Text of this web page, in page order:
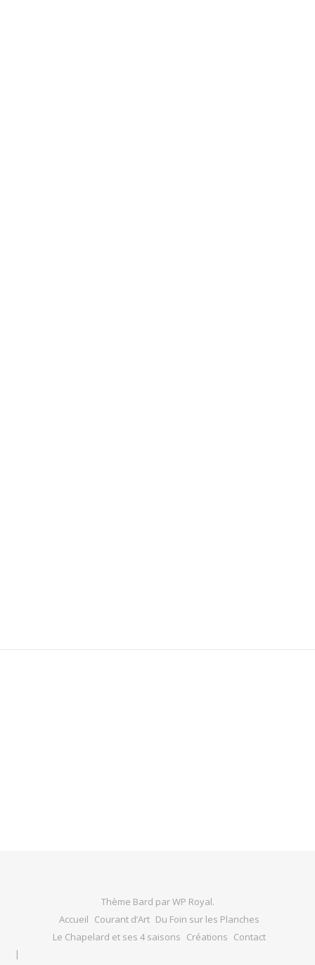
Thème Bard parWP Royal.
Accueil Courant d’Art Du Foin sur les Planches
Le Chapelard et ses 4 saisons Créations Contact